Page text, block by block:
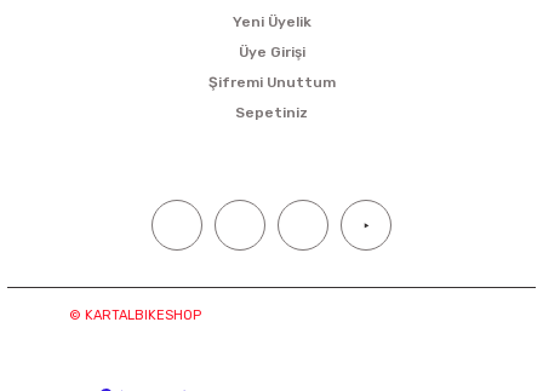
Yeni Üyelik
Üye Girişi
Şifremi Unuttum
Sepetiniz
© KARTALBIKESHOPTüm hakları saklıdır. Kredi kartı bilgileriniz